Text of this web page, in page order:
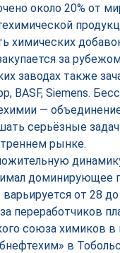
около 20% от
химических
за
заводах также
BASF, Siemens.
—
серьёзные
рынке.
доминирующее
от 28
переработчиков
союза химиков в
в